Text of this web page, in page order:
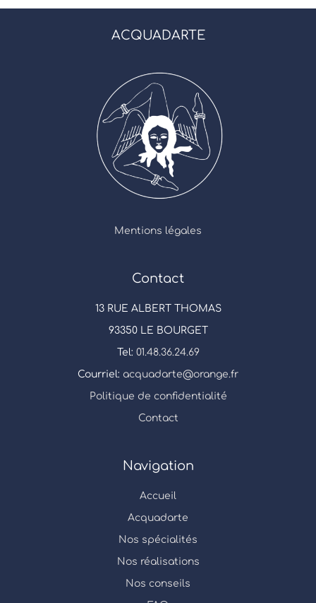
ACQUADARTE
Mentions légales
Contact
13 RUE ALBERT THOMAS
93350 LE BOURGET
Tel: 01.48.36.24.69
Courriel: acquadarte@orange.fr
Politique de confidentialité
Contact
Navigation
Accueil
Acquadarte
Nos spécialités
Nos réalisations
Nos conseils